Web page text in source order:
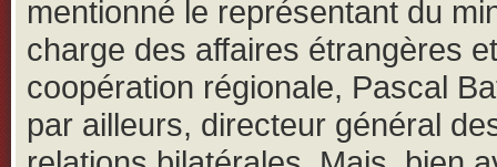
mentionné le représentant du
charge des affaires étrangères
coopération régionale, Pascal
par ailleurs, directeur général